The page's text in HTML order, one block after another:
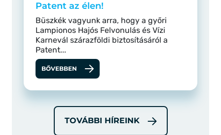
Patent az élen!
Büszkék vagyunk arra, hogy a győri
Lampionos Hajós Felvonulás és Vízi
Karnevál szárazföldi biztosításáról a
Patent...
BŐVEBBEN
TOVÁBBI HÍREINK